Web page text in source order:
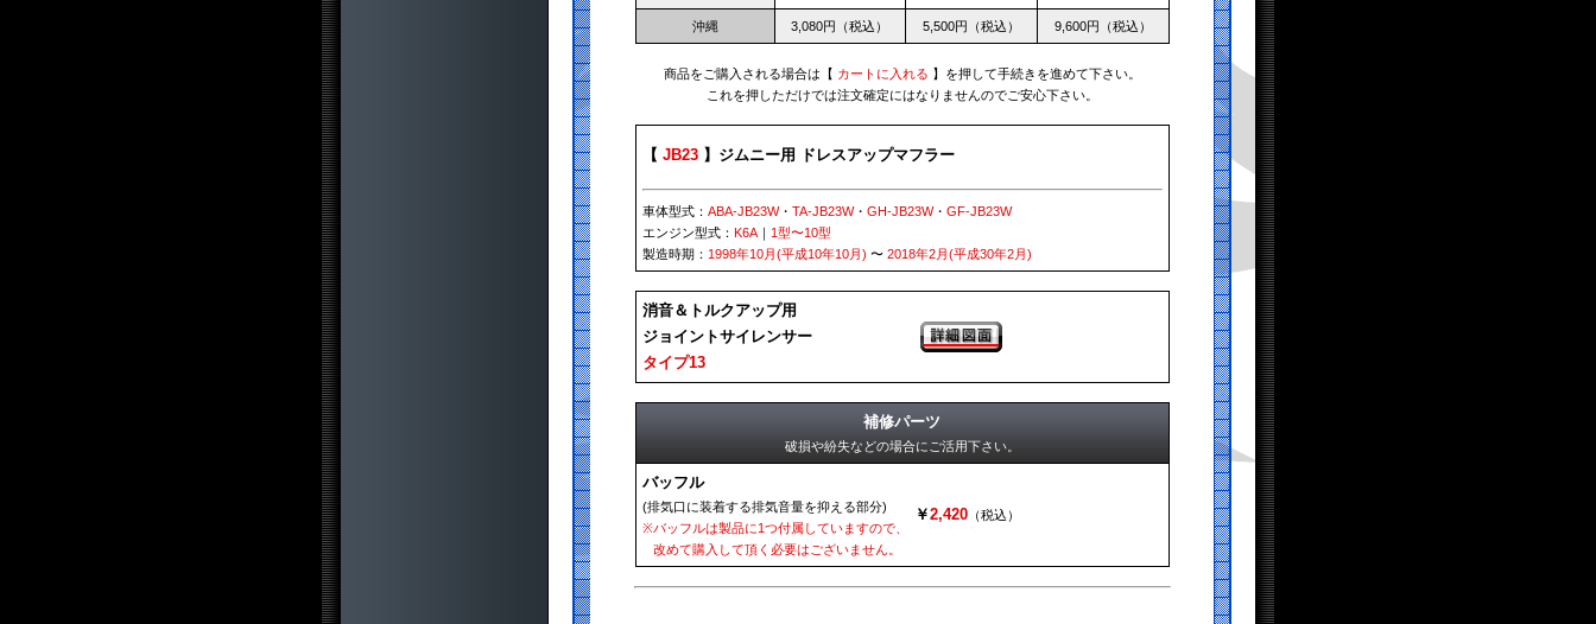
沖縄 3,080円（税込） 5,500円（税込） 9,600円（税込）
商品をご購入される場合は【 カートに入れる 】を押して手続きを進めて下さい。
これを押しただけでは注文確定にはなりませんのでご安心下さい。
【 JB23】ジムニー用 ドレスアップマフラー
車体型式： ABA-JB23W・ TA-JB23W・ GH-JB23W・ GF-JB23W
エンジン型式： K6A｜ 1型〜10型
製造時期： 1998年10月(平成10年10月) 〜 2018年2月(平成30年2月)
消音＆トルクアップ用
ジョイントサイレンサー
タイプ13
補修パーツ
破損や紛失などの場合にご活用下さい。
バッフル
(排気口に装着する排気音量を抑える部分)
※バッフルは製品に1つ付属していますので、
改めて購入して頂く必要はございません。
￥2,420（税込）